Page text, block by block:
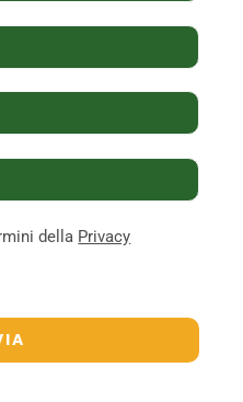
della Privacy